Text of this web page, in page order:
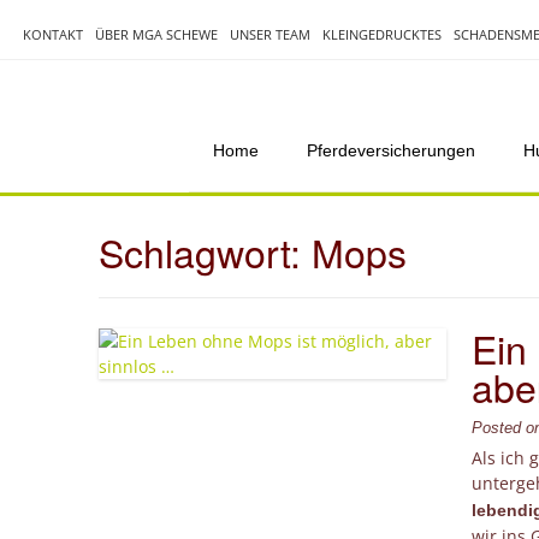
KONTAKT ÜBER MGA SCHEWE UNSER TEAM KLEINGEDRUCKTES
Home Pferdeversicherungen
Schlagwort: Mops
Posted
Als ich